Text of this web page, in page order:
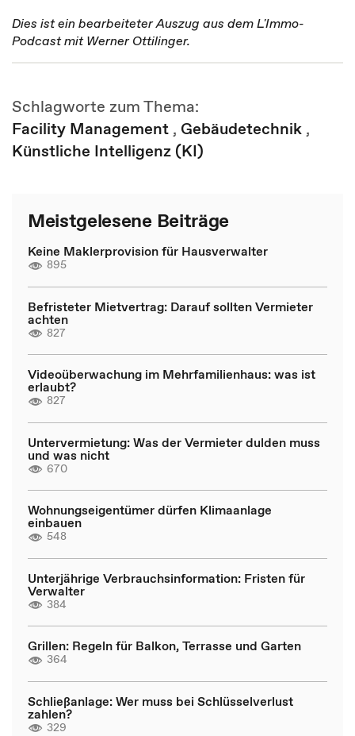
Dies ist ein bearbeiteter Auszug aus dem L'Immo-
Podcast mit Werner Ottilinger.
Schlagworte zum Thema:
Facility Management , Gebäudetechnik ,
Künstliche Intelligenz (KI)
Meistgelesene Beiträge
Keine Maklerprovision für Hausverwalter
895
Befristeter Mietvertrag: Darauf sollten Vermieter
achten
827
Videoüberwachung im Mehrfamilienhaus: was ist
erlaubt?
827
Untervermietung: Was der Vermieter dulden muss
und was nicht
670
Wohnungseigentümer dürfen Klimaanlage
einbauen
548
Unterjährige Verbrauchsinformation: Fristen für
Verwalter
384
Grillen: Regeln für Balkon, Terrasse und Garten
364
Schließanlage: Wer muss bei Schlüsselverlust
zahlen?
329